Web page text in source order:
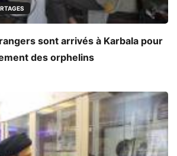
sont arrivés à Karbala pour
des orphelins